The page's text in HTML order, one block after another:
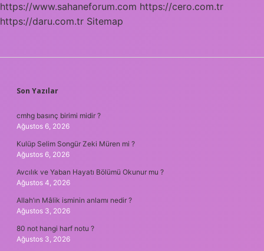
https://www.sahaneforum.com https://cero.com.tr
https://daru.com.tr Sitemap
SIDEBAR
Son Yazılar
cmhg basınç birimi midir ?
Ağustos 6, 2026
Kulüp Selim Songür Zeki Müren mi ?
Ağustos 6, 2026
Avcılık ve Yaban Hayatı Bölümü Okunur mu ?
Ağustos 4, 2026
Allah’ın Mâlik isminin anlamı nedir ?
Ağustos 3, 2026
80 not hangi harf notu ?
Ağustos 3, 2026